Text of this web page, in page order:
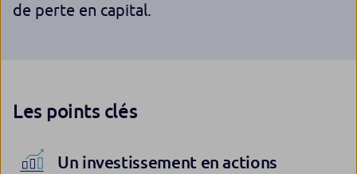
de perte en capital.
Les points clés
Un investissement en actions